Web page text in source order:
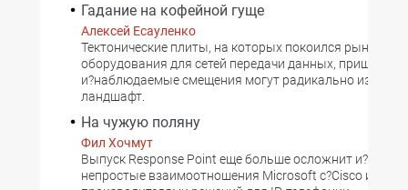
Гадание на кофейной гуще
Алексей Есауленко
Тектонические плиты, на которых покоился рынок
оборудования для сетей передачи данных, пришли
и?наблюдаемые смещения могут радикально
ландшафт.
На чужую поляну
Фил Хочмут
Выпуск Response Point еще больше осложнит и?без
непростые взаимоотношения Microsoft с?Cisco